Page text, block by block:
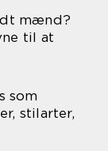
mænd?
til at
som
stilarter,